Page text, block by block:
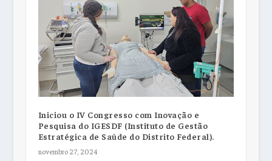
Iniciou o IV Congresso com Inovação e
Pesquisa do IGESDF (Instituto de Gestão
Estratégica de Saúde do Distrito Federal).
novembro 27, 2024